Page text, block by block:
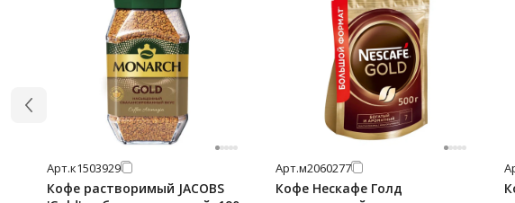
Арт.к1503929
Кофе растворимый JACOBS
Арт.м2060277
Кофе Нескафе Голд